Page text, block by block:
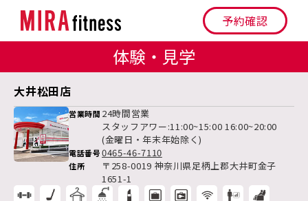
予約確認
体験・見学
大井松田店
営業時間 24時間営業
スタッフアワー:11:00~15:00 16:00~20:00
(金曜日・年末年始除く)
電話番号0465-46-7110
住所
〒258-0019 神奈川県足柄上郡大井町金子
1651-1